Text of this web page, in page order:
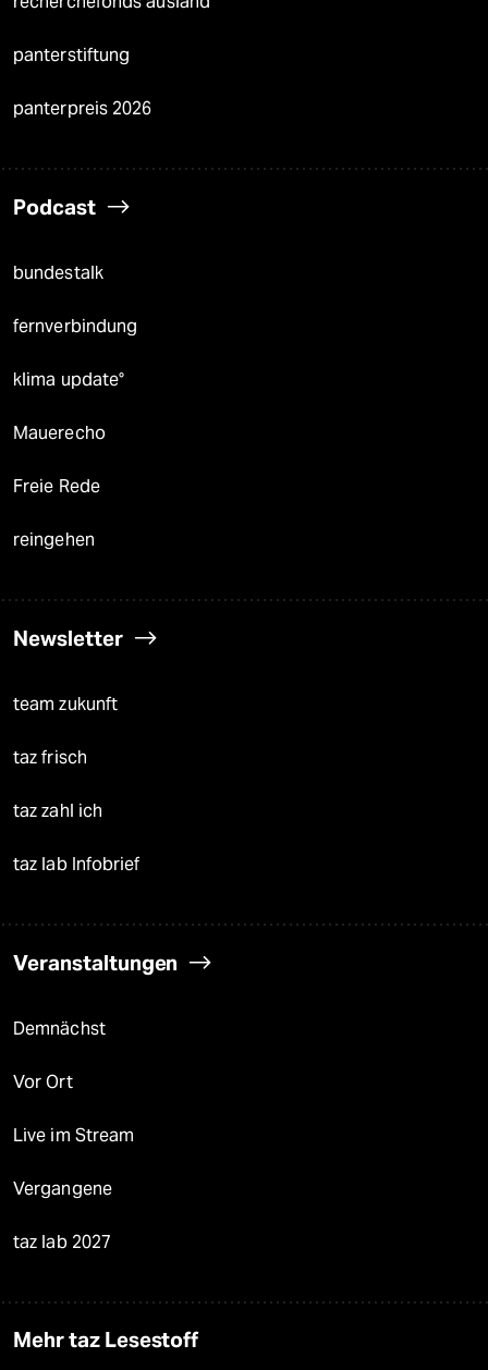
panterstiftung
panterpreis 2026
Podcast
bundestalk
fernverbindung
klima update°
Mauerecho
Freie Rede
reingehen
Newsletter
team zukunft
taz frisch
taz zahl ich
taz lab Infobrief
Veranstaltungen
Demnächst
Vor Ort
Live im Stream
Vergangene
taz lab 2027
Mehr taz Lesestoff